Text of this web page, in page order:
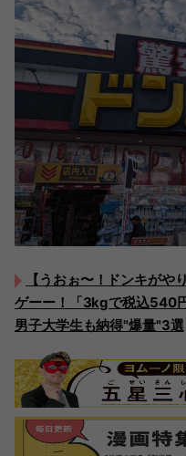
【うおぉ〜！ドンキが
ゲーー！「3kgで税込540
男子大学生も納得"爆量"3選